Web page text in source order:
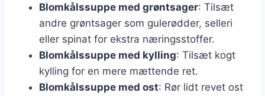
Blomkålssuppe med grøntsager: Tilsæt
andre grøntsager som gulerødder, selleri
eller spinat for ekstra næringsstoffer.
Blomkålssuppe med kylling: Tilsæt kogt
kylling for en mere mættende ret.
Blomkålssuppe med ost: Rør lidt revet ost